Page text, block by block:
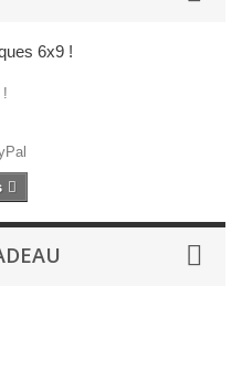
6x9 !
!